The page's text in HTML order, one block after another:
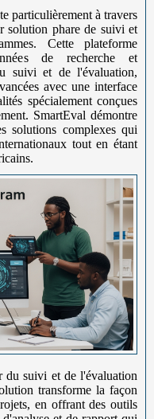
particulièrement à travers
solution phare de suivi et
Cette plateforme
de recherche et
suivi et de l'évaluation,
avec une interface
spécialement conçues
SmartEval démontre
solutions complexes qui
tout en étant
du suivi et de l'évaluation
transforme la façon
en offrant des outils